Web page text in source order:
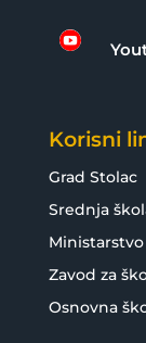

Korisni
Grad Stolac
Srednja
Zavod za
Osnovna